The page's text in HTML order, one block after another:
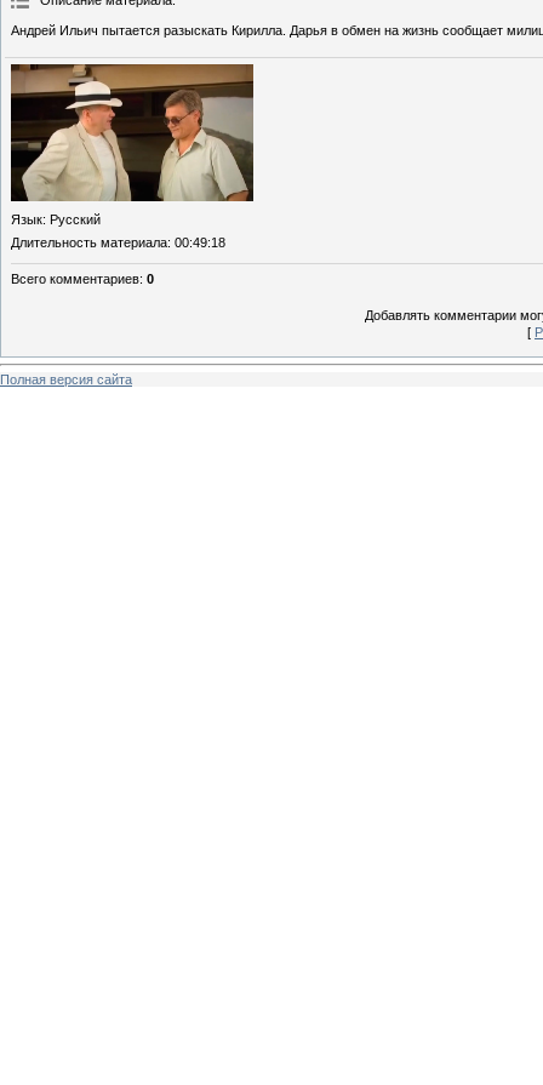
Андрей Ильич пытается разыскать Кирилла. Дарья в обмен на жизнь сообщает
Язык: Русский
Длительность материала: 00:49:18
Всего комментариев: 0
Добавлять комментарии
[
Полная версия сайта